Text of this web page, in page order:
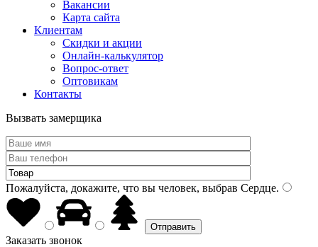
Вакансии
Карта сайта
Клиентам
Скидки и акции
Онлайн-калькулятор
Вопрос-ответ
Оптовикам
Контакты
Вызвать замерщика
Пожалуйста, докажите, что вы человек, выбрав Сердце.
Заказать звонок